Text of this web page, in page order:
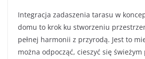
Integracja zadaszenia tarasu w
domu to krok ku stworzeniu
pełnej harmonii z przyrodą. Jest to
można odpocząć, cieszyć się